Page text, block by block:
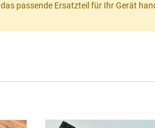
passende Ersatzteil für Ihr Gerät